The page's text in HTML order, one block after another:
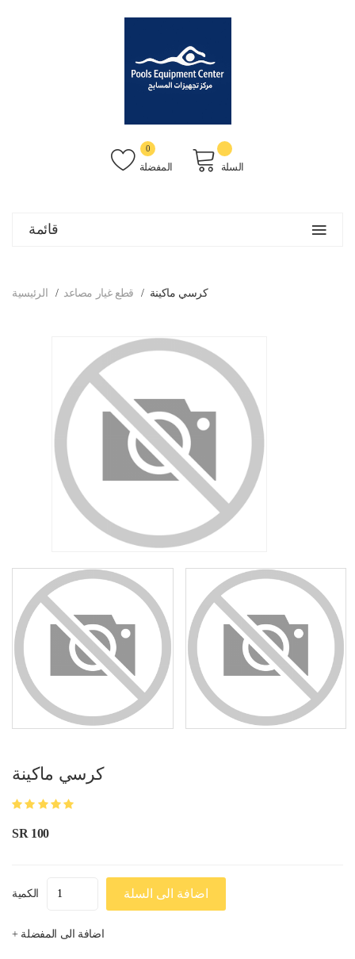
المفضلة
0
السلة
قائمة
الرئيسية قطع غيار مصاعد كرسي ماكينة
كرسي ماكينة
SR 100
الكمية اضافة الى السلة
+ اضافة الى المفضلة